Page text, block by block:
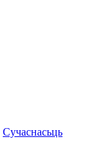
Сучаснасьць